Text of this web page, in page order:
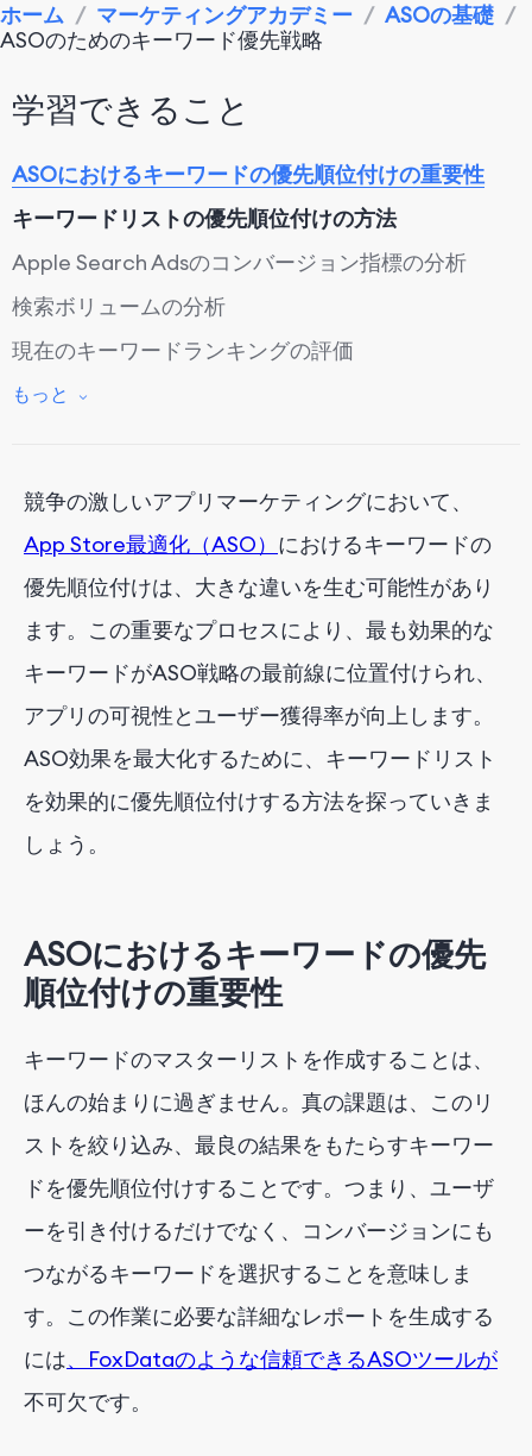
ホーム / マーケティングアカデミー / ASOの基礎 /
ASOのためのキーワード優先戦略
学習できること
ASOにおけるキーワードの優先順位付けの重要性
キーワードリストの優先順位付けの方法
Apple Search Adsのコンバージョン指標の分析
検索ボリュームの分析
現在のキーワードランキングの評価
競合他社の行動を観察する
もっと
競争の激しいアプリマーケティングにおいて、
App Store最適化（ASO） におけるキーワードの
優先順位付けは、大きな違いを生む可能性があり
ます。この重要なプロセスにより、最も効果的な
キーワードがASO戦略の最前線に位置付けられ、
アプリの可視性とユーザー獲得率が向上します。
ASO効果を最大化するために、キーワードリスト
を効果的に優先順位付けする方法を探っていきま
しょう。
ASOにおけるキーワードの優先
順位付けの重要性
キーワードのマスターリストを作成することは、
ほんの始まりに過ぎません。真の課題は、このリ
ストを絞り込み、最良の結果をもたらすキーワー
ドを優先順位付けすることです。つまり、ユーザ
ーを引き付けるだけでなく、コンバージョンにも
つながるキーワードを選択することを意味しま
す。この作業に必要な詳細なレポートを生成する
には、FoxDataのような信頼できるASOツールが
不可欠です。